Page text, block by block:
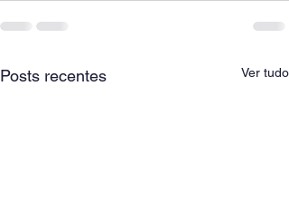
Posts recentes Ver tudo